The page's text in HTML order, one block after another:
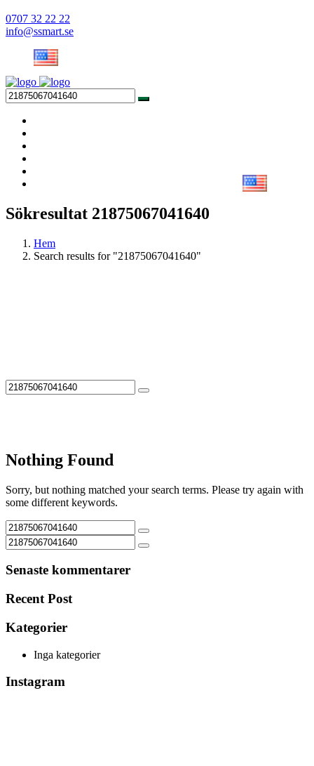
0707 32 22 22
info@ssmart.se
Sökresultat 21875067041640
Hem
Search results for "21875067041640"
Nothing Found
Sorry, but nothing matched your search terms. Please try again with
some different keywords.
Senaste kommentarer
Recent Post
Kategorier
Inga kategorier
Instagram